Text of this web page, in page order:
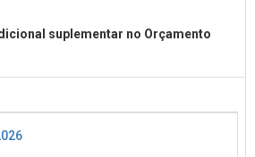
suplementar no Orçamento